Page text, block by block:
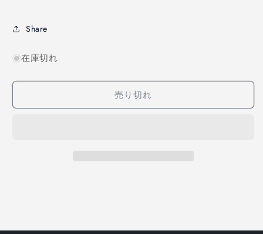
Share
在庫切れ
売り切れ